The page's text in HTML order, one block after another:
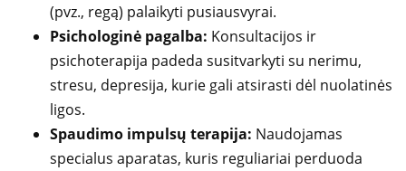
(pvz., regą) palaikyti pusiausvyrai.
Psichologinė pagalba: Konsultacijos ir
psichoterapija padeda susitvarkyti su nerimu,
stresu, depresija, kurie gali atsirasti dėl nuolatinės
ligos.
Spaudimo impulsų terapija: Naudojamas
specialus aparatas, kuris reguliariai perduoda